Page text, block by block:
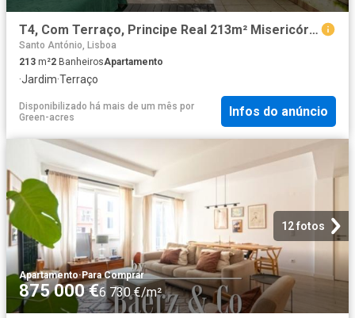
T4, Com Terraço, Principe Real 213m² Misericórdia
Santo António, Lisboa
213 m²2 BanheirosApartamento
·Jardim·Terraço
Disponibilizado há mais de um mês por
Green-acres
Infos do anúncio
12 fotos
Apartamento·Para Comprar
875 000 €6 730 €/m²